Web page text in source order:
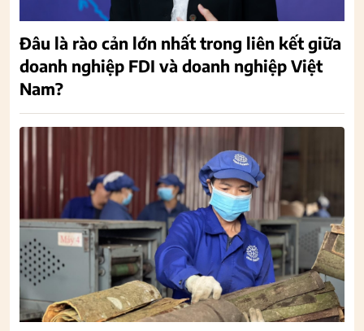
Đâu là rào cản lớn nhất trong liên kết giữa
doanh nghiệp FDI và doanh nghiệp Việt
Nam?